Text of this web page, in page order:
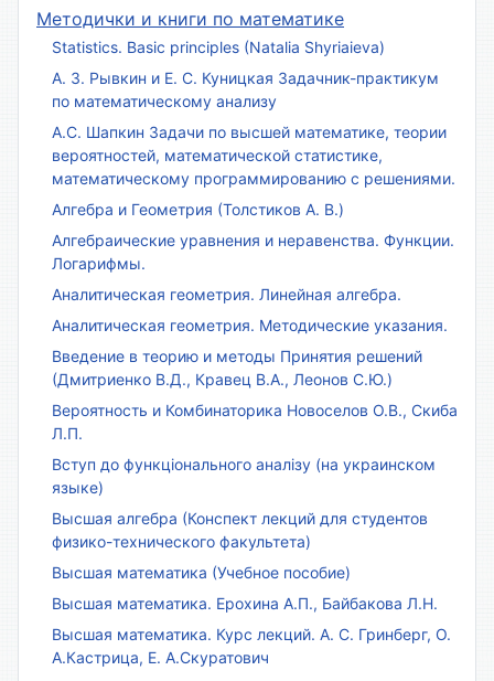
Методички и книги по математике
Statistics. Basic principles (Natalia Shyriaieva)
А. З. Рывкин и Е. С. Куницкая Задачник-практикум
по математическому анализу
А.С. Шапкин Задачи по высшей математике, теории
вероятностей, математической статистике,
математическому программированию с решениями.
Алгебра и Геометрия (Толстиков А. В.)
Алгебраические уравнения и неравенства. Функции.
Логарифмы.
Аналитическая геометрия. Линейная алгебра.
Аналитическая геометрия. Методические указания.
Введение в теорию и методы Принятия решений
(Дмитриенко В.Д., Кравец В.А., Леонов С.Ю.)
Вероятность и Комбинаторика Новоселов О.В., Скиба
Л.П.
Вступ до функціонального аналізу (на украинском
языке)
Высшая алгебра (Конспект лекций для студентов
физико-технического факультета)
Высшая математика (Учебное пособие)
Высшая математика. Ерохина А.П., Байбакова Л.Н.
Высшая математика. Курс лекций. А. С. Гринберг, О.
А.Кастрица, Е. А.Скуратович